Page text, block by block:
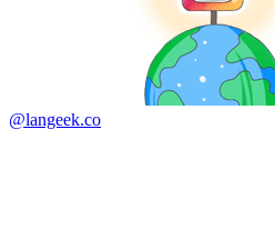
@langeek.co